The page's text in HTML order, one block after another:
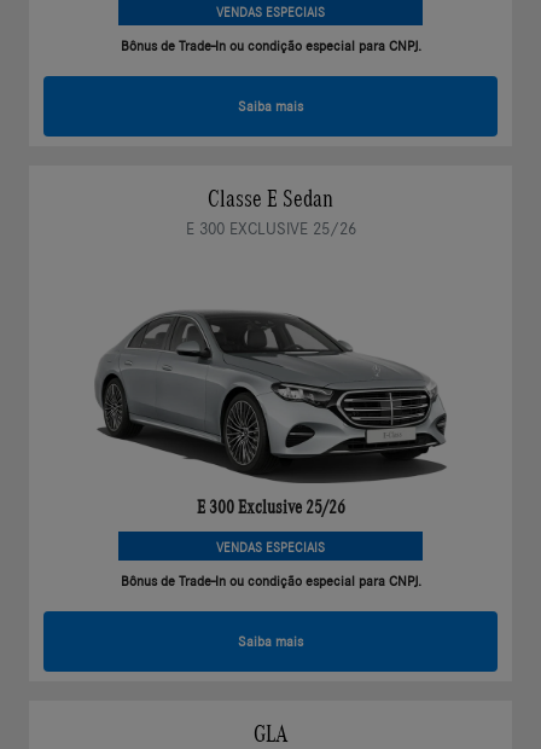
VENDAS ESPECIAIS
Bônus de Trade-In ou condição especial para CNPJ.
Saiba mais
Classe E Sedan
E 300 EXCLUSIVE 25/26
E 300 Exclusive 25/26
VENDAS ESPECIAIS
Bônus de Trade-In ou condição especial para CNPJ.
Saiba mais
GLA